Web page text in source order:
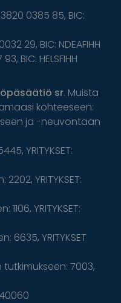
0385 85, BIC:
29, BIC: NDEAFIHH
BIC: HELSFIHH
sr. Muista
kohteeseen:
ja -neuvontaan
YRITYKSET:
YRITYKSET:
YRITYKSET:
6635, YRITYKSET
7003,